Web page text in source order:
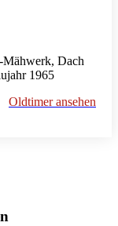
Mähwerk, Dach
1965
Oldtimer ansehen